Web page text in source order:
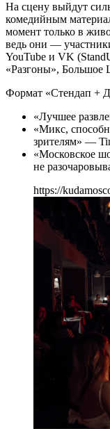
На сцену выйдут
комедийным
момент только в
ведь они —
YouTube и VK
«Разгоны», Большое
Формат «Стендап +
«Лучшее
«Микс,
зрителям» —
«Московское
не
https://